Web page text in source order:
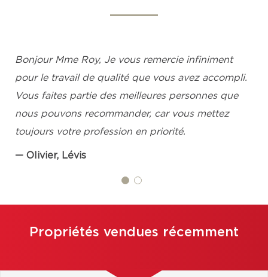
Bonjour Mme Roy, Je vous remercie infiniment
pour le travail de qualité que vous avez accompli.
Vous faites partie des meilleures personnes que
nous pouvons recommander, car vous mettez
toujours votre profession en priorité.
Olivier, Lévis
Propriétés vendues récemment